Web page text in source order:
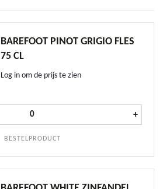
BAREFOOT PINOT GRIGIO FLES
75 CL
Log in om de prijs te zien
BESTELPRODUCT
Barefoot Pinot Grigio fles 75 cl
+